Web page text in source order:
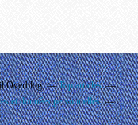
Overblog
Top articles
et données personnelles